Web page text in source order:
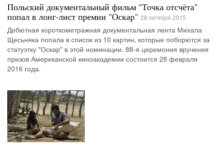
Польский документальный фильм "Точка отсчёта"
попал в лонг-лист премии "Оскар" 28 октября 2015
Дебютная короткометражная документальная лента Михала
Щесьняка попала в список из 10 картин, которые поборются за
статуэтку "Оскар" в этой номинации. 88-я церемония вручения
призов Американской киноакадемии состоится 28 февраля
2016 года.